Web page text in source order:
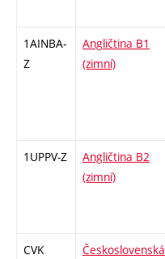
1AINBA-
Z
Angličtina B1
(zimní)
1UPPV-Z
Angličtina B2
(zimní)
CVK
Československá